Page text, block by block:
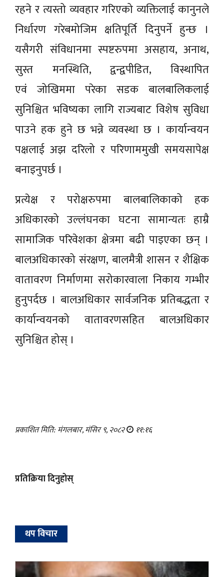
रहने र त्यस्तो व्यवहार गरिएको व्यक्तिलाई कानुनले
निर्धारण गरेबमोजिम क्षतिपूर्ति दिनुपर्ने हुन्छ ।
यसैगरी संविधानमा स्पष्टरुपमा असहाय, अनाथ,
सुस्त मनस्थिति, द्वन्द्वपीडित, विस्थापित
एवंं जोखिममा परेका सडक बालबालिकलाई
सुनिश्चित भविष्यका लागि राज्यबाट विशेष सुविधा
पाउने हक हुने छ भन्ने व्यवस्था छ । कार्यान्वयन
पक्षलाई अझ दरिलो र परिणाममुखी समयसापेक्ष
बनाइनुपर्छ ।
प्रत्येक्ष र परोक्षरुपमा बालबालिकाको हक
अधिकारको उल्लंघनका घटना सामान्यतः हाम्रै
सामाजिक परिवेशका क्षेत्रमा बढी पाइएका छन् ।
बालअधिकारको संरक्षण, बालमैत्री शासन र शैक्षिक
वातावरण निर्माणमा सरोकारवाला निकाय गम्भीर
हुनुपर्दछ । बालअधिकार सार्वजनिक प्रतिबद्धता र
कार्यान्वयनको वातावरणसहित बालअधिकार
सुनिश्चित होस् ।
प्रकाशित मिति: मंगलबार, मंसिर ९, २०८२ ११:१६
प्रतिक्रिया दिनुहोस्
थप विचार